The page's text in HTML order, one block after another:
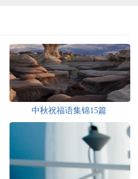
中秋祝福语集锦15篇